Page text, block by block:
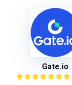
Gate.io